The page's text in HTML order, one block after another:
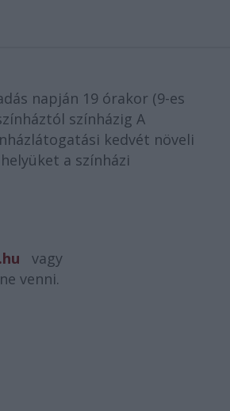
napján 19 órakor (9-es
színházig A
kedvét növeli
a színházi
vagy
venni.